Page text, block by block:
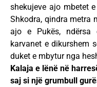
shekujeve ajo mbetet
Shkodra, qindra metra
ajo e Pukës, ndërsa
karvanet e dikurshem
duket e mbytur nga
Kalaja e lënë në
saj si një grumbull